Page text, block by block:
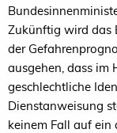
Zukünftig wird das
der
ausgehen, dass im
geschlechtliche
Dienstanweisung
keinem Fall auf ein